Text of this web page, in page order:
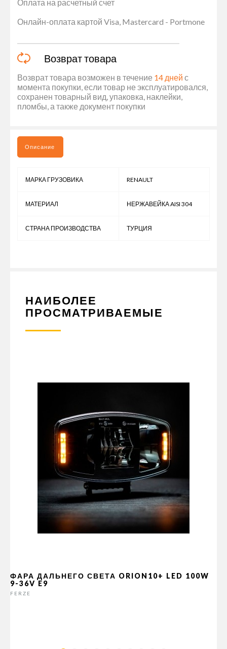
Оплата на расчетный счет
Онлайн-оплата картой Visa, Mastercard - Portmone
Возврат товара
Возврат товара возможен в течение 14 дней с
момента покупки, если товар не эксплуатировался,
сохранен товарный вид, упаковка, наклейки,
пломбы, а также документ покупки
Описание
МАРКА ГРУЗОВИКА RENAULT
МАТЕРИАЛ НЕРЖАВЕЙКА AISI 304
СТРАНА ПРОИЗВОДСТВА ТУРЦИЯ
НАИБОЛЕЕ
ПРОСМАТРИВАЕМЫЕ
ФАРА ДАЛЬНЕГО СВЕТА ORION10+ LED 100W
9-36V E9
FERZE